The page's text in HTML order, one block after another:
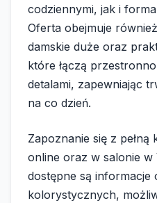
codziennymi, jak i
Oferta obejmuje
damskie duże oraz
które łączą
detalami, zapewniając
na co dzień.
Zapoznanie się z pełną
online oraz w salonie w
dostępne są informacje
kolorystycznych,